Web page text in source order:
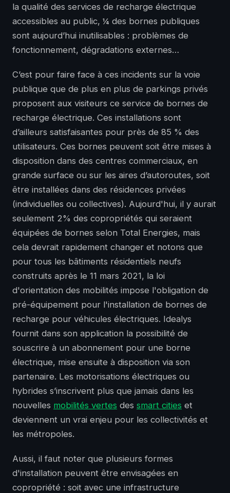
la qualité des services de recharge électrique
accessibles au public, ¼ des bornes publiques
sont aujourd’hui inutilisables : problèmes de
fonctionnement, dégradations externes…
C’est pour faire face à ces incidents sur la voie
publique que de plus en plus de parkings privés
proposent aux visiteurs ce service de bornes de
recharge électrique. Ces installations sont
d’ailleurs satisfaisantes pour près de 85 % des
utilisateurs. Ces bornes peuvent soit être mises à
disposition dans des centres commerciaux, en
grande surface ou sur les aires d’autoroutes, soit
être installées dans des résidences privées
(individuelles ou collectives). Aujourd'hui, il y aurait
seulement 2% des copropriétés qui seraient
équipées de bornes selon Total Energies, mais
cela devrait rapidement changer et notons que
pour tous les bâtiments résidentiels neufs
construits après le 11 mars 2021, la loi
d'orientation des mobilités impose l'obligation de
pré-équipement pour l'installation de bornes de
recharge pour véhicules électriques. Idealys
fournit dans son application la possibilité de
souscrire à un abonnement pour une borne
électrique, mise ensuite à disposition via son
partenaire. Les motorisations électriques ou
hybrides s’inscrivent plus que jamais dans les
nouvelles mobilités vertes des smart cities et
deviennent un vrai enjeu pour les collectivités et
les métropoles.
Aussi, il faut noter que plusieurs formes
d'installation peuvent être envisagées en
copropriété : soit avec une infrastructure